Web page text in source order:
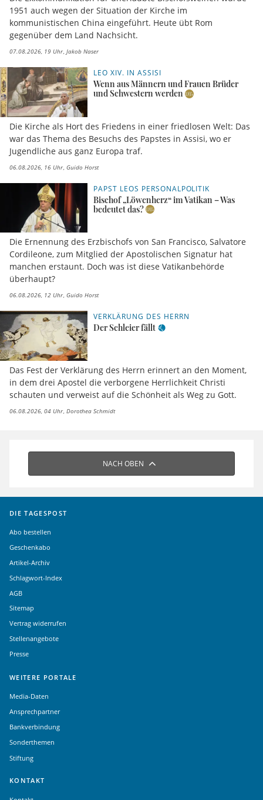
1951 auch wegen der Situation der Kirche im
kommunistischen China eingeführt. Heute übt Rom
gegenüber dem Land Nachsicht.
07.08.2026, 19 Uhr Jakob Naser
LEO XIV. IN ASSISI
Wenn aus Männern und Frauen Brüder
und Schwestern werden
Die Kirche als Hort des Friedens in einer friedlosen Welt: Das
war das Thema des Besuchs des Papstes in Assisi, wo er
Jugendliche aus ganz Europa traf.
06.08.2026, 16 Uhr Guido Horst
PAPST LEOS PERSONALPOLITIK
Bischof „Löwenherz“ im Vatikan – Was
bedeutet das?
Die Ernennung des Erzbischofs von San Francisco, Salvatore
Cordileone, zum Mitglied der Apostolischen Signatur hat
manchen erstaunt. Doch was ist diese Vatikanbehörde
überhaupt?
06.08.2026, 12 Uhr Guido Horst
VERKLÄRUNG DES HERRN
Der Schleier fällt
Das Fest der Verklärung des Herrn erinnert an den Moment,
in dem drei Apostel die verborgene Herrlichkeit Christi
schauten und verweist auf die Schönheit als Weg zu Gott.
06.08.2026, 04 Uhr Dorothea Schmidt
NACH OBEN
DIE TAGESPOST
Abo bestellen
Geschenkabo
Artikel-Archiv
Schlagwort-Index
AGB
Sitemap
Vertrag widerrufen
Stellenangebote
Presse
WEITERE PORTALE
Media-Daten
Ansprechpartner
Bankverbindung
Sonderthemen
Stiftung
KONTAKT